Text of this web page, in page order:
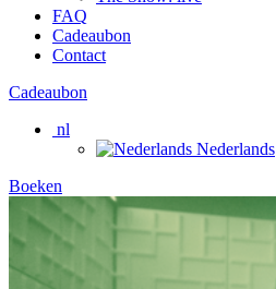
FAQ
Cadeaubon
Contact
Cadeaubon
nl
Nederlands
Boeken